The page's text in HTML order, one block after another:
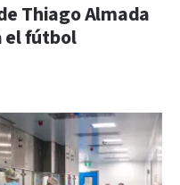
Thiago Almada
el fútbol